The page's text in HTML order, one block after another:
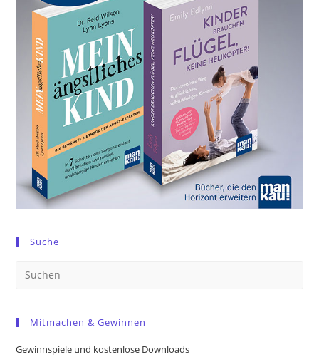
Suche
Mitmachen & Gewinnen
Gewinnspiele und kostenlose Downloads